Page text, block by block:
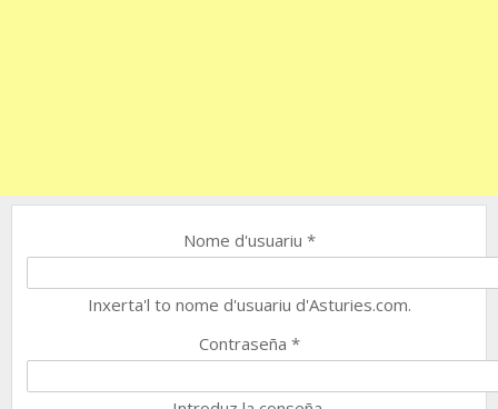
Nome d'usuariu *
Inxerta'l to nome d'usuariu d'Asturies.com.
Contraseña *